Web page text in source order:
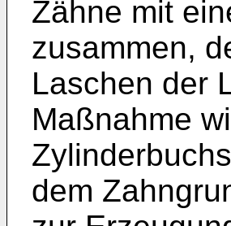
Zähne mit
zusammen,
Laschen der
Maßnahme
dem